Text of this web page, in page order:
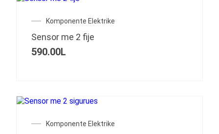
Komponente Elektrike
Sensor me 2 fije
590.00L
Komponente Elektrike